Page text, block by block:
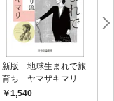
新版 地球生まれで旅
育ち ヤマザキマリ流
人生論
1,540
激